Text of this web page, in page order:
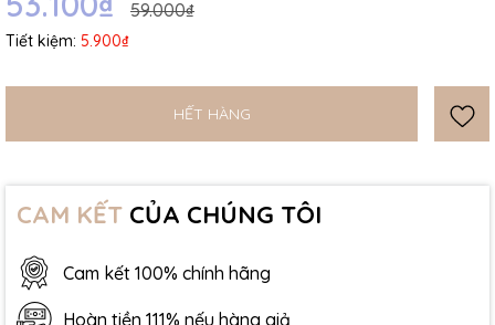
59.000₫
Tiết kiệm: 5.900₫
HẾT HÀNG
CAM KẾT CỦA CHÚNG TÔI
Cam kết 100% chính hãng
Hoàn tiền 111% nếu hàng giả